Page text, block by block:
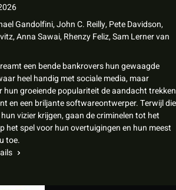
Gandolfini,John C. Reilly,Pete Davidson,
,Anna Sawai,Rhenzy Feliz,Sam Lernervan
een bende bankrovers hun gewaagde
heel handig met sociale media, maar
hun groeiende populariteit de aandacht trekken
en een briljante softwareontwerper. Terwijl die
vizier krijgen, gaan de criminelen tot het
het spel voor hun overtuigingen en hun meest
toe.